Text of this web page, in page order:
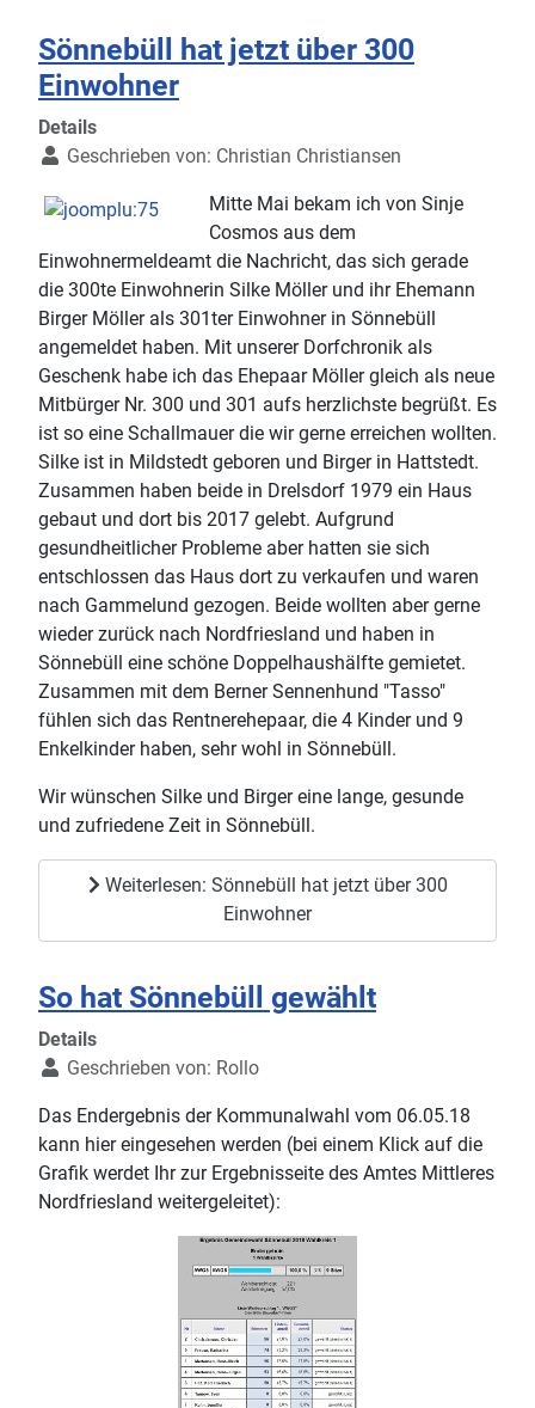
Sönnebüll hat jetzt über 300
Einwohner
Details
Geschrieben von: Christian Christiansen
Mitte Mai bekam ich von Sinje
Cosmos aus dem
Einwohnermeldeamt die Nachricht, das sich gerade
die 300te Einwohnerin Silke Möller und ihr Ehemann
Birger Möller als 301ter Einwohner in Sönnebüll
angemeldet haben. Mit unserer Dorfchronik als
Geschenk habe ich das Ehepaar Möller gleich als neue
Mitbürger Nr. 300 und 301 aufs herzlichste begrüßt. Es
ist so eine Schallmauer die wir gerne erreichen wollten.
Silke ist in Mildstedt geboren und Birger in Hattstedt.
Zusammen haben beide in Drelsdorf 1979 ein Haus
gebaut und dort bis 2017 gelebt. Aufgrund
gesundheitlicher Probleme aber hatten sie sich
entschlossen das Haus dort zu verkaufen und waren
nach Gammelund gezogen. Beide wollten aber gerne
wieder zurück nach Nordfriesland und haben in
Sönnebüll eine schöne Doppelhaushälfte gemietet.
Zusammen mit dem Berner Sennenhund "Tasso"
fühlen sich das Rentnerehepaar, die 4 Kinder und 9
Enkelkinder haben, sehr wohl in Sönnebüll.
Wir wünschen Silke und Birger eine lange, gesunde
und zufriedene Zeit in Sönnebüll.
Weiterlesen: Sönnebüll hat jetzt über 300
Einwohner
So hat Sönnebüll gewählt
Details
Geschrieben von: Rollo
Das Endergebnis der Kommunalwahl vom 06.05.18
kann hier eingesehen werden (bei einem Klick auf die
Grafik werdet Ihr zur Ergebnisseite des Amtes Mittleres
Nordfriesland weitergeleitet):